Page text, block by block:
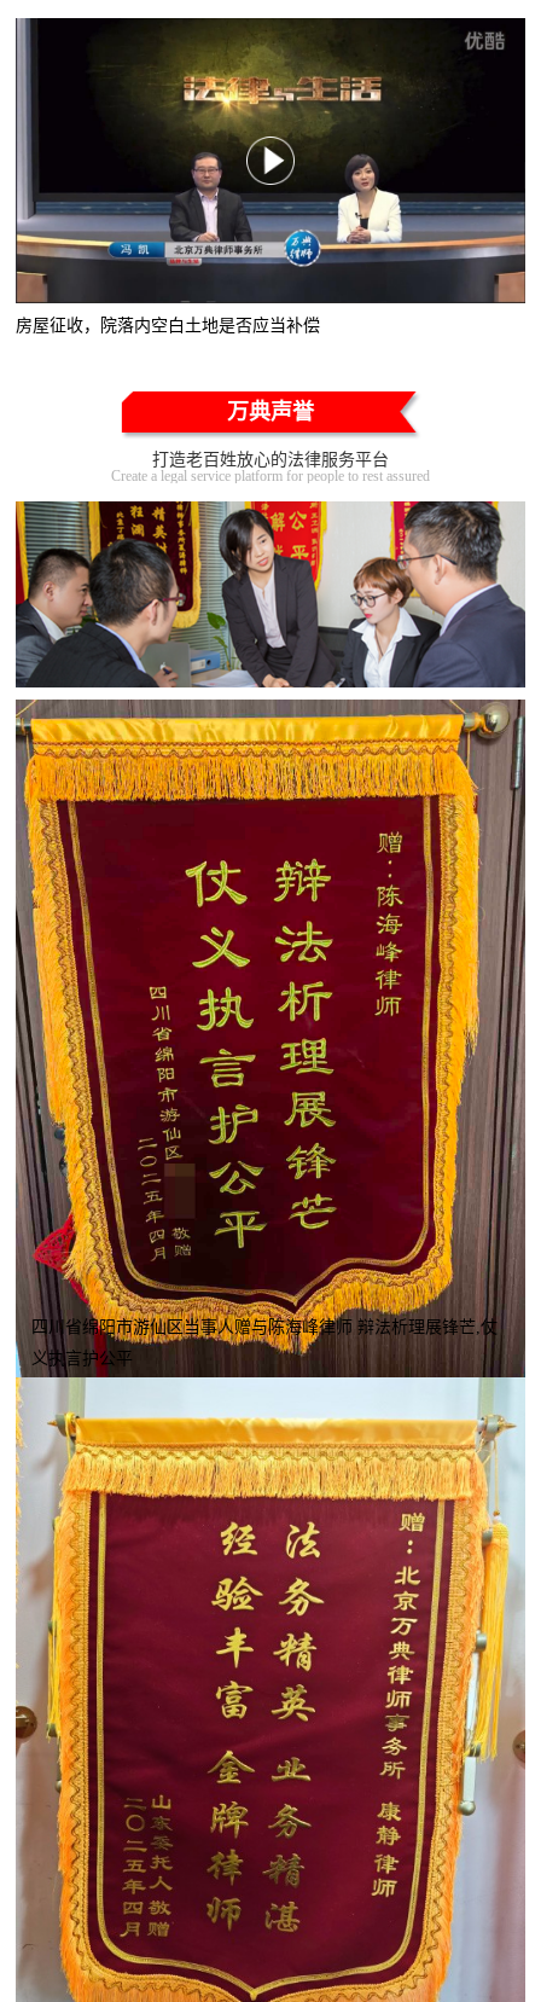
房屋征收，院落内空白土地是否应当补偿
万典声誉
打造老百姓放心的法律服务平台
Create a legal service platform for people to rest assured
四川省绵阳市游仙区当事人赠与陈海峰律师 辩法析理展锋芒,仗
义执言护公平